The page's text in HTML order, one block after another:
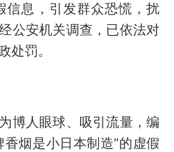
信息，引发群众恐慌，扰
公安机关调查，已依法对
处罚。
博人眼球、吸引流量，编
香烟是小日本制造”的虚假